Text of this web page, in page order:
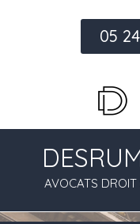
05
AVOCATS DROIT